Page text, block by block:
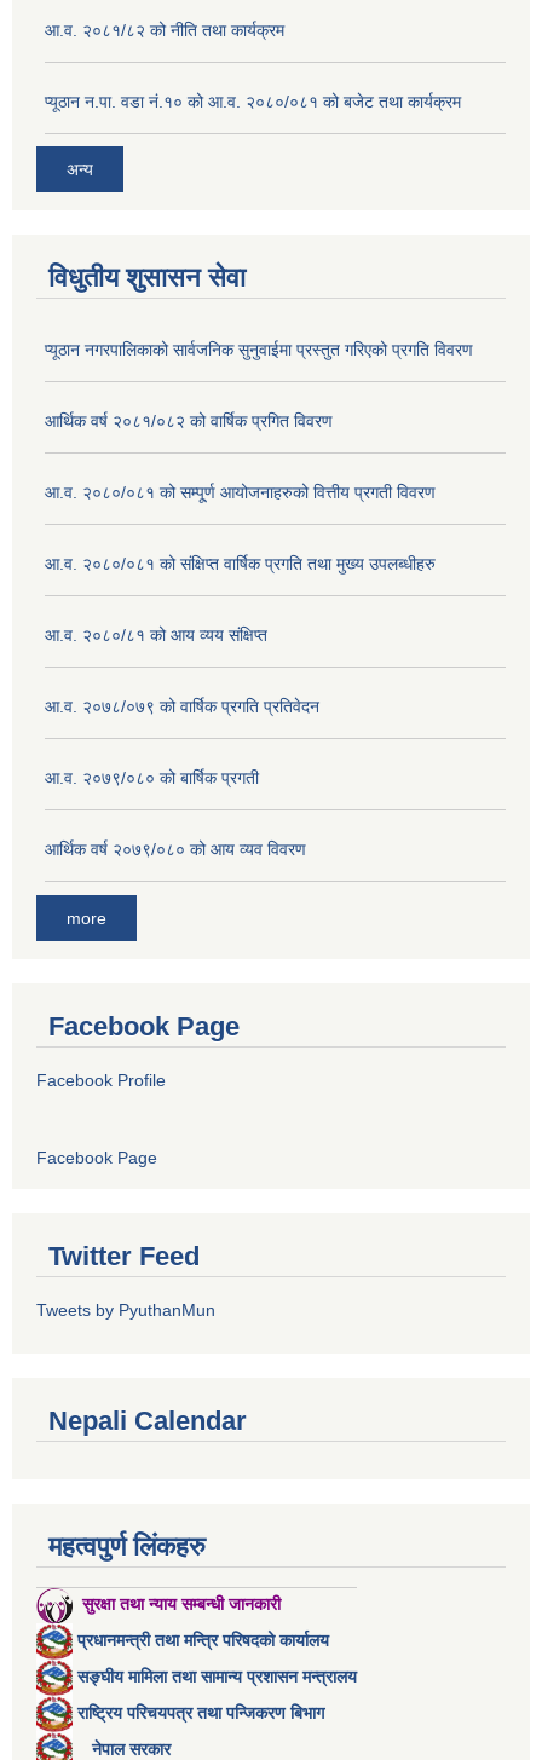
आ.व. २०८१/८२ को नीति तथा कार्यक्रम
प्यूठान न.पा. वडा नं.१० को आ.व. २०८०/०८१ को बजेट तथा कार्यक्रम
अन्य
विधुतीय शुसासन सेवा
प्यूठान नगरपालिकाको सार्वजनिक सुनुवाईमा प्रस्तुत गरिएको प्रगति विवरण
आर्थिक वर्ष २०८१/०८२ को वार्षिक प्रगित विवरण
आ.व. २०८०/०८१ को सम्पू्र्ण आयोजनाहरुको वित्तीय प्रगती विवरण
आ.व. २०८०/०८१ को संक्षिप्त वार्षिक प्रगति तथा मुख्य उपलब्धीहरु
आ.व. २०८०/८१ को आय व्यय संक्षिप्त
आ.व. २०७८/०७९ को वार्षिक प्रगति प्रतिवेदन
आ.व. २०७९/०८० को बार्षिक प्रगती
आर्थिक वर्ष २०७९/०८० को आय व्यव विवरण
more
Facebook Page
Facebook Profile
Facebook Page
Twitter Feed
Tweets by PyuthanMun
Nepali Calendar
महत्वपुर्ण लिंकहरु
सुरक्षा तथा न्याय सम्बन्धी जानकारी
प्रधानमन्त्री तथा मन्त्रि परिषदको कार्यालय
सङ्घीय मामिला तथा सामान्य प्रशासन मन्त्रालय
राष्ट्रिय परिचयपत्र तथा पन्जिकरण बिभाग
नेपाल सरकार